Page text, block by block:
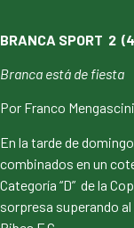
BRANCA SPORT 2
Branca está de fiesta
Por Franco Mengascini
En la tarde de
combinados en un
Categoría “D” de la
sorpresa superando